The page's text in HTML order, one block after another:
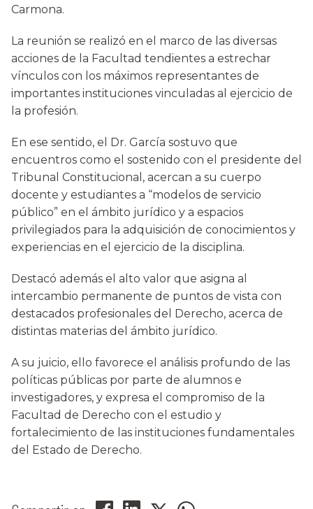
Carmona.
La reunión se realizó en el marco de las diversas
acciones de la Facultad tendientes a estrechar
vínculos con los máximos representantes de
importantes instituciones vinculadas al ejercicio de
la profesión.
En ese sentido, el Dr. García sostuvo que
encuentros como el sostenido con el presidente del
Tribunal Constitucional, acercan a su cuerpo
docente y estudiantes a “modelos de servicio
público” en el ámbito jurídico y a espacios
privilegiados para la adquisición de conocimientos y
experiencias en el ejercicio de la disciplina.
Destacó además el alto valor que asigna al
intercambio permanente de puntos de vista con
destacados profesionales del Derecho, acerca de
distintas materias del ámbito jurídico.
A su juicio, ello favorece el análisis profundo de las
políticas públicas por parte de alumnos e
investigadores, y expresa el compromiso de la
Facultad de Derecho con el estudio y
fortalecimiento de las instituciones fundamentales
del Estado de Derecho.